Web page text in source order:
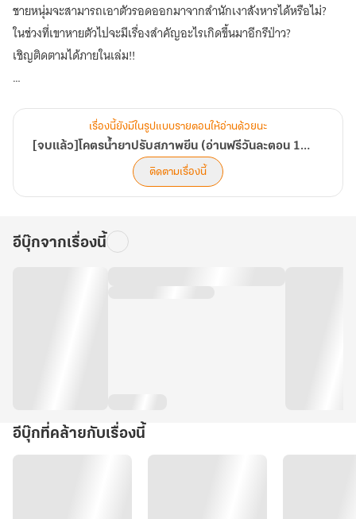
ชายหนุ่มจะสามารถเอาตัวรอดออกมาจากสำนักเงาสังหารได้หรือไม่?
ในช่วงที่เขาหายตัวไปจะมีเรื่องสำคัญอะไรเกิดขึ้นมาอีกรึป่าว?
เชิญติดตามได้ภายในเล่ม!!
- การใช้ถ้อยคำหยาบคาย
- การพูดคุยเกี่ยวกับเรื่องเพศ
เรื่องนี้ยังมีในรูปแบบรายตอนให้อ่านด้วยนะ
[จบแล้ว]โคตรน้ำยาปรับสภาพยีน (อ่านฟรีวันละตอน 12.00)
ติดตามเรื่องนี้
อีบุ๊กจากเรื่องนี้
อีบุ๊กที่คล้ายกับเรื่องนี้